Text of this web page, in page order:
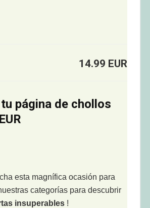
14.99 EUR
página de chollos
esta magnífica ocasión para
categorías para descubrir
insuperables !